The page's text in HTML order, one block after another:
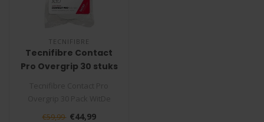
TECNIFIBRE
Tecnifibre Contact
Pro Overgrip 30 stuks
tennisgrip Tecnifibre
€59,99 €44,99